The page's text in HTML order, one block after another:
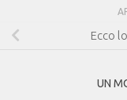
Ecco
UN